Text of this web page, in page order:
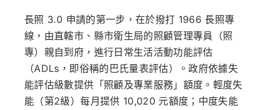
長照 3.0 申請的第一步，在於撥打 1966 長照專
線，由直轄市、縣市衛生局的照顧管理專員（照
專）親自到府，進行日常生活活動功能評估
（ADLs，即俗稱的巴氏量表評估）。政府依據失
能評估級數提供「照顧及專業服務」額度。輕度失
能（第2級）每月提供 10,020 元額度；中度失能